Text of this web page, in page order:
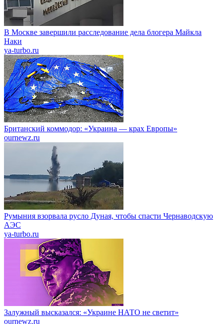
В Москве завершили расследование дела блогера Майкла
Наки
ya-turbo.ru
Британский коммодор: «Украина — крах Европы»
ournewz.ru
Румыния взорвала русло Дуная, чтобы спасти Чернаводскую
АЭС
ya-turbo.ru
Залужный высказался: «Украине НАТО не светит»
ournewz.ru